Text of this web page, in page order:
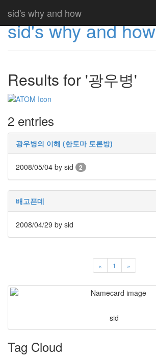
sid's why and how
sid's why and how
Results for '광우병'
2 entries
광우병의 이해 (한토마 토론방)
2008/05/04 by sid 2
배고픈데
2008/04/29 by sid
« 1 »
sid
Tag Cloud